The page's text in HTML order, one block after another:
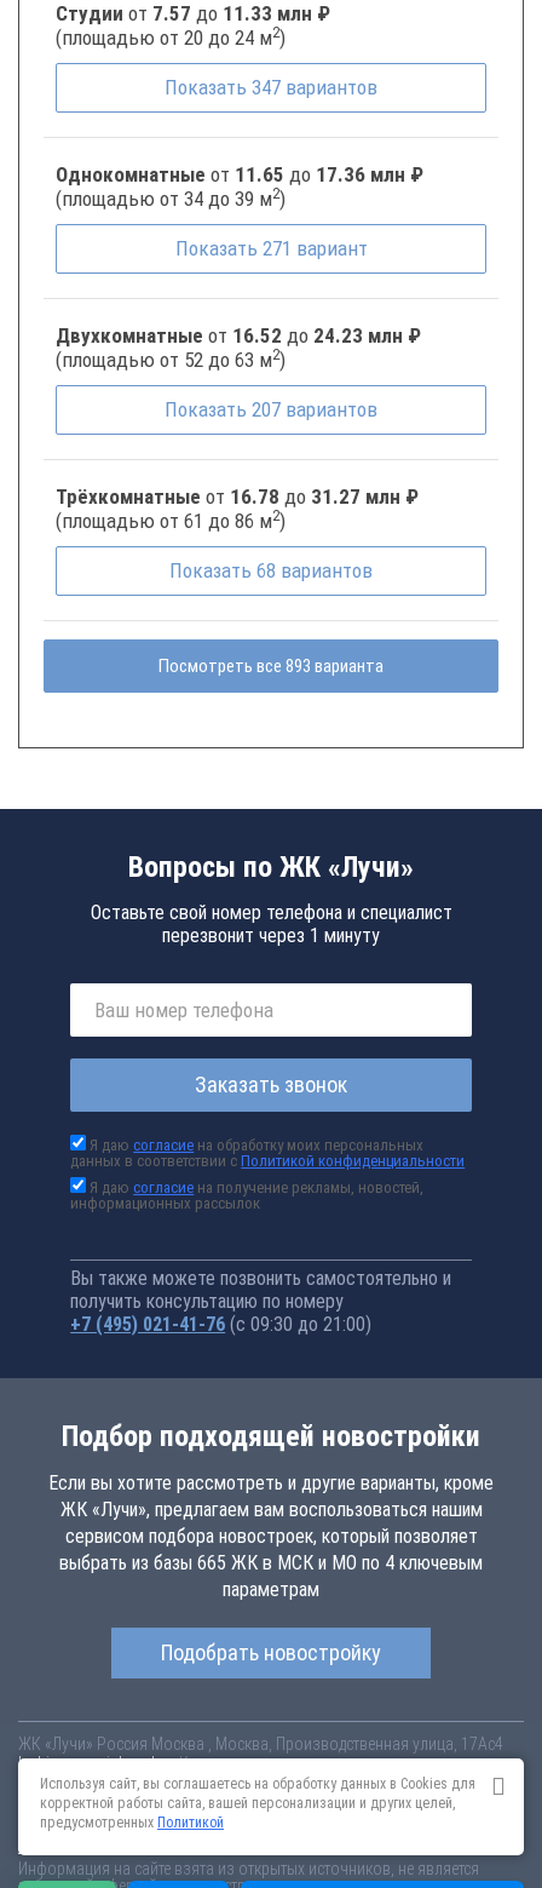
Студии от 7.57 до 11.33 млн ₽
(площадью от 20 до 24 м2)
Показать 347 вариантов
Однокомнатные от 11.65 до 17.36 млн ₽
(площадью от 34 до 39 м2)
Показать 271 вариант
Двухкомнатные от 16.52 до 24.23 млн ₽
(площадью от 52 до 63 м2)
Показать 207 вариантов
Трёхкомнатные от 16.78 до 31.27 млн ₽
(площадью от 61 до 86 м2)
Показать 68 вариантов
Посмотреть все 893 варианта
Вопросы по ЖК «Лучи»
Оставьте свой номер телефона и специалист
перезвонит через 1 минуту
Заказать звонок
Я даюсогласие на обработку моих персональных
данных в соответствии сПолитикой конфиденциальности
Я даюсогласие на получение рекламы, новостей,
информационных рассылок
Вы также можете позвонить самостоятельно и
получить консультацию по номеру
+7 (495) 021-41-76 (с 09:30 до 21:00)
Подбор подходящей новостройки
Если вы хотите рассмотреть и другие варианты, кроме
ЖК «Лучи», предлагаем вам воспользоваться нашим
сервисом подбора новостроек, который позволяет
выбрать из базы 665 ЖК в МСК и МО по 4 ключевым
параметрам
Подобрать новостройку
ЖК «Лучи» Россия Москва
, Москва, Производственная улица, 17Ас4
luchi.novopoisk.msk.ruКупить квартиру в новом жилом комплексе
«Лучи» от «ЛСР. Недвижимость - Москва» в районе Солнцево. Квартиры
различных планировок от 7.57 млн рублей!
Информация на сайте взята из открытых источников, не является
Используя сайт, вы соглашаетесь на обработку данных в Cookies для
корректной работы сайта, вашей персонализации и других целей,
предусмотренных Политикой